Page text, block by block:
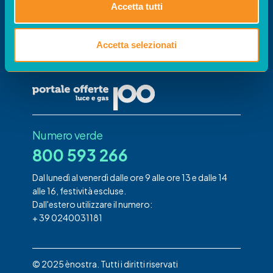
Accetta tutti
Accetta selezionati
Offerte
Il portale per confrontare le offerte gestito da
Numero verde
800 593 266
Dal lunedì al venerdì dalle ore 9 alle ore 13 e dalle 14
alle 16, festività escluse.
Dall'estero utilizzare il numero:
+ 39 0240031181
© 2025 ènostra. Tutti i diritti riservati